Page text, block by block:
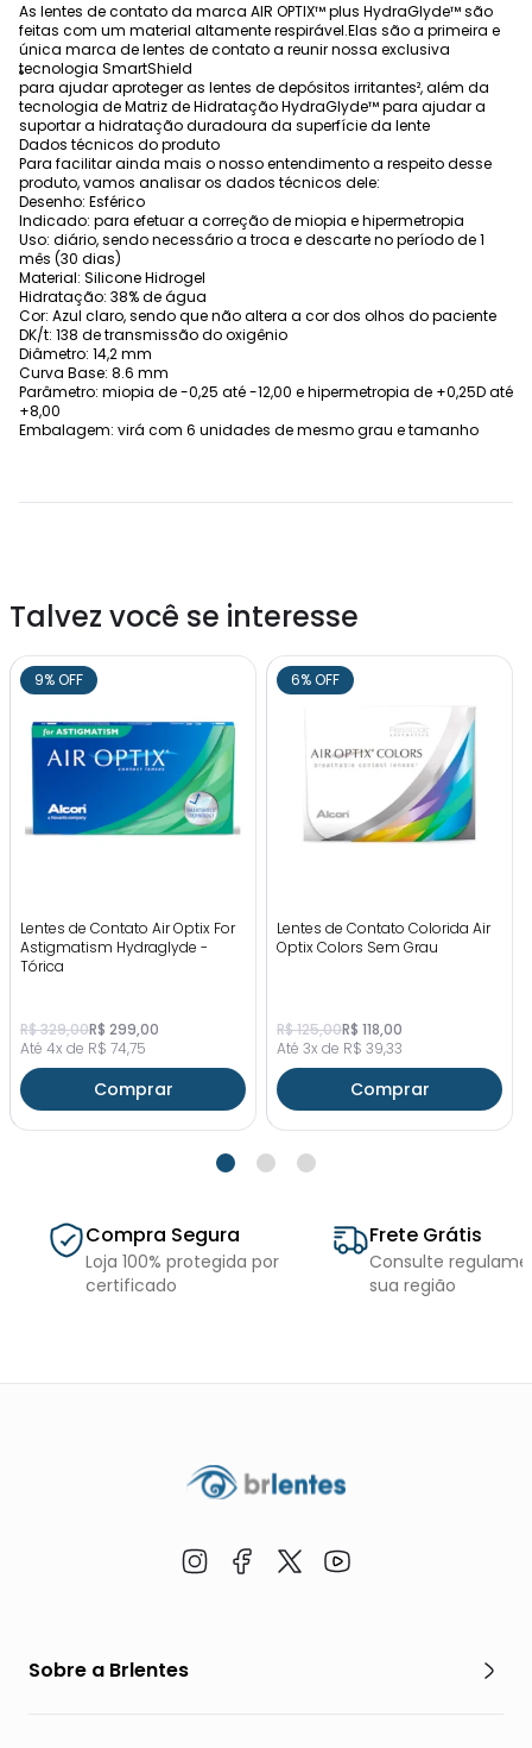
As lentes de contato da marca AIR OPTIX™ plus HydraGlyde™ são
feitas com um material altamente respirável.Elas são a primeira e
única marca de lentes de contato a reunir nossa exclusiva
tecnologia SmartShield
®
para ajudar aproteger as lentes de depósitos irritantes², além da
tecnologia de Matriz de Hidratação HydraGlyde™ para ajudar a
suportar a hidratação duradoura da superfície da lente
Dados técnicos do produto
Para facilitar ainda mais o nosso entendimento a respeito desse
produto, vamos analisar os dados técnicos dele:
Desenho: Esférico
Indicado: para efetuar a correção de miopia e hipermetropia
Uso: diário, sendo necessário a troca e descarte no período de 1
mês (30 dias)
Material: Silicone Hidrogel
Hidratação: 38% de água
Cor: Azul claro, sendo que não altera a cor dos olhos do paciente
DK/t: 138 de transmissão do oxigênio
Diâmetro: 14,2 mm
Curva Base: 8.6 mm
Parâmetro: miopia de -0,25 até -12,00 e hipermetropia de +0,25D até
+8,00
Embalagem: virá com 6 unidades de mesmo grau e tamanho
Talvez você se interesse
9% OFF
Lentes de Contato Air Optix For
Astigmatism Hydraglyde -
Tórica
R$ 329,00R$ 299,00
Até 4x de R$ 74,75
Comprar
6% OFF
Lentes de Contato Colorida Air
Optix Colors Sem Grau
R$ 125,00R$ 118,00
Até 3x de R$ 39,33
Comprar
Compra Segura
Loja 100% protegida por
certificado
Frete Grátis
Consulte
sua região
Sobre a Brlentes